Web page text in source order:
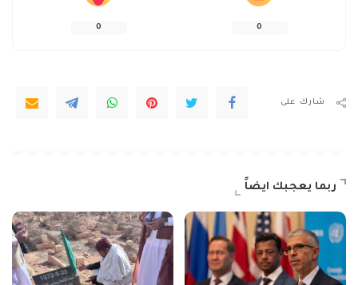
0
0
شارك على
ربما يعجبك ايضاً